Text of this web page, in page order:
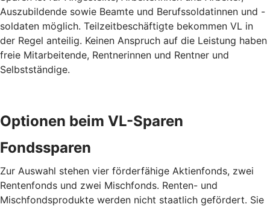
Auszubildende sowie Beamte und Berufssoldatinnen und -
soldaten möglich. Teilzeitbeschäftigte bekommen VL in
der Regel anteilig. Keinen Anspruch auf die Leistung haben
freie Mitarbeitende, Rentnerinnen und Rentner und
Selbstständige.
Optionen beim VL-Sparen
Fondssparen
Zur Auswahl stehen vier förderfähige Aktienfonds, zwei
Rentenfonds und zwei Mischfonds. Renten- und
Mischfondsprodukte werden nicht staatlich gefördert. Sie